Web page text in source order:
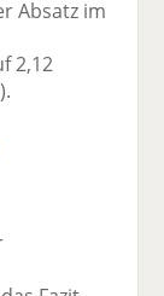
Absatz im
2,12